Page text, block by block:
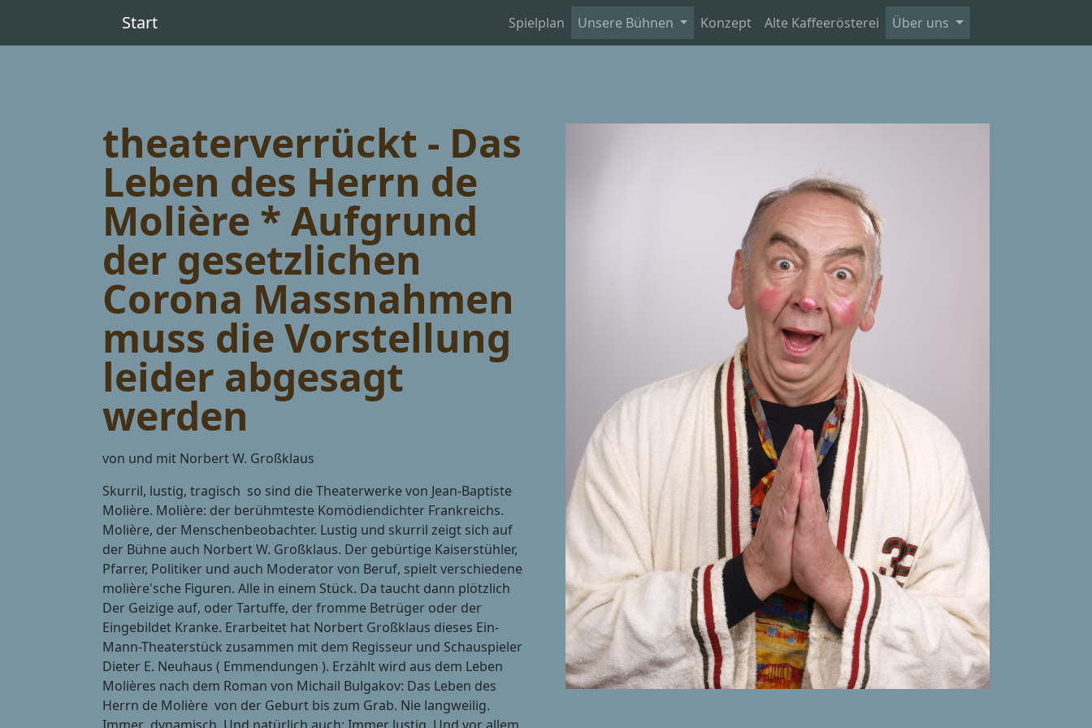
Start Spielplan Unsere Bühnen Konzept Alte Kaffeerösterei Über uns
theaterverrückt - Das
Leben des Herrn de
Molière * Aufgrund
der gesetzlichen
Corona Massnahmen
muss die Vorstellung
leider abgesagt
werden
von und mit Norbert W. Großklaus
Skurril, lustig, tragisch  so sind die Theaterwerke von Jean-Baptiste
Molière. Molière: der berühmteste Komödiendichter Frankreichs.
Molière, der Menschenbeobachter. Lustig und skurril zeigt sich auf
der Bühne auch Norbert W. Großklaus. Der gebürtige Kaiserstühler,
Pfarrer, Politiker und auch Moderator von Beruf, spielt verschiedene
molière'sche Figuren. Alle in einem Stück. Da taucht dann plötzlich
Der Geizige auf, oder Tartuffe, der fromme Betrüger oder der
Eingebildet Kranke. Erarbeitet hat Norbert Großklaus dieses Ein-
Mann-Theaterstück zusammen mit dem Regisseur und Schauspieler
Dieter E. Neuhaus ( Emmendungen ). Erzählt wird aus dem Leben
Molières nach dem Roman von Michail Bulgakov: Das Leben des
Herrn de Molière  von der Geburt bis zum Grab. Nie langweilig.